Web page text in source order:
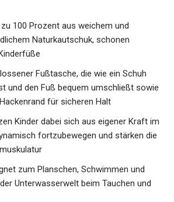
100 Prozent aus weichem und
Naturkautschuk, schonen
Fußtasche, die wie ein Schuh
und den Fuß bequem umschließt sowie
für sicheren Halt
Kinder dabei sich aus eigener Kraft im
fortzubewegen und stärken die
zum Planschen, Schwimmen und
Unterwasserwelt beim Tauchen und